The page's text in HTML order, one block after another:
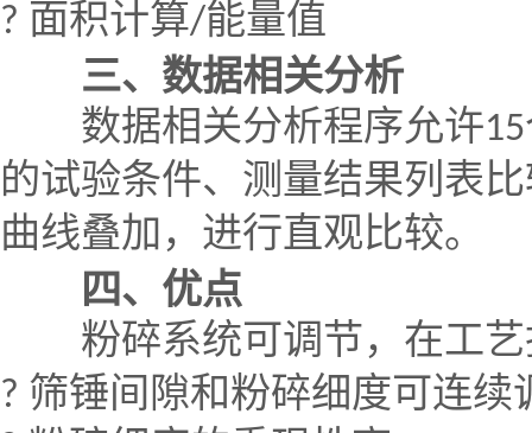
? 面积计算/能量值
三、数据相关分析
数据相关分析程序允许15
的试验条件、测量结果列表
曲线叠加，进行直观比较。
四、优点
粉碎系统可调节，在工艺
? 筛锤间隙和粉碎细度可连续